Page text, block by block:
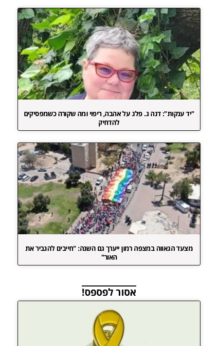
"יד ענקות": דנה ג. פלג על אהבה, ריפוי ומה שקורה כשמפסיקים
להדחיק
מצעד הגאווה במצפה רמון ייערך גם השנה: "חייבים להגביר את
האור"
אסור לפספס!